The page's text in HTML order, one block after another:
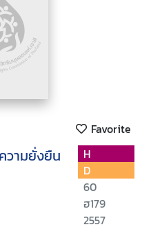
Favorite
วามยั่งยืน
H
D
60
ฮ179
2557